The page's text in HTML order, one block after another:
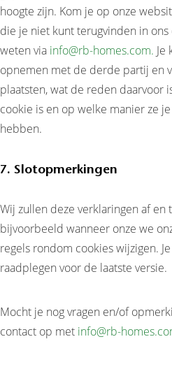
hoogte zijn. Kom je op onze
die je niet kunt terugvinden in ons
weten via info@rb-homes.com. Je
opnemen met de derde partij en
plaatsten, wat de reden daarvoor
cookie is en op welke manier ze
hebben.
7. Slotopmerkingen
Wij zullen deze verklaringen af en
bijvoorbeeld wanneer onze we
regels rondom cookies wijzigen.
raadplegen voor de laatste versie.
Mocht je nog vragen en/of
contact op met info@rb-